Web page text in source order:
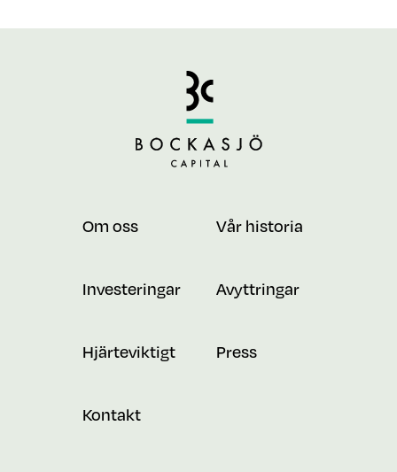
Om oss Vår historia
Investeringar Avyttringar
Hjärteviktigt Press
Kontakt